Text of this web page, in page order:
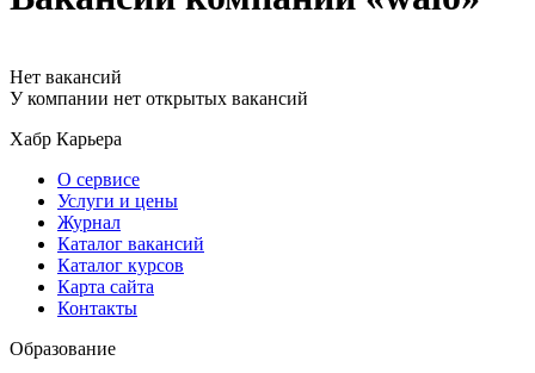
Нет вакансий
У компании нет открытых вакансий
Хабр Карьера
О сервисе
Услуги и цены
Журнал
Каталог вакансий
Каталог курсов
Карта сайта
Контакты
Образование